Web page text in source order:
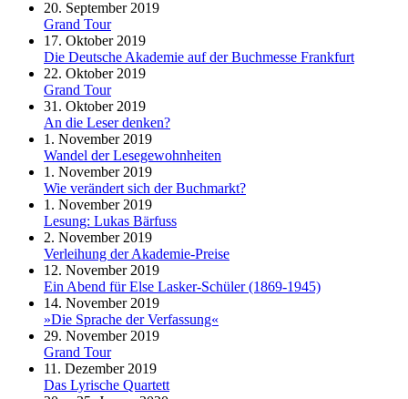
20. September 2019
Grand Tour
17. Oktober 2019
Die Deutsche Akademie auf der Buchmesse Frankfurt
22. Oktober 2019
Grand Tour
31. Oktober 2019
An die Leser denken?
1. November 2019
Wandel der Lesegewohnheiten
1. November 2019
Wie verändert sich der Buchmarkt?
1. November 2019
Lesung: Lukas Bärfuss
2. November 2019
Verleihung der Akademie-Preise
12. November 2019
Ein Abend für Else Lasker-Schüler (1869-1945)
14. November 2019
»Die Sprache der Verfassung«
29. November 2019
Grand Tour
11. Dezember 2019
Das Lyrische Quartett